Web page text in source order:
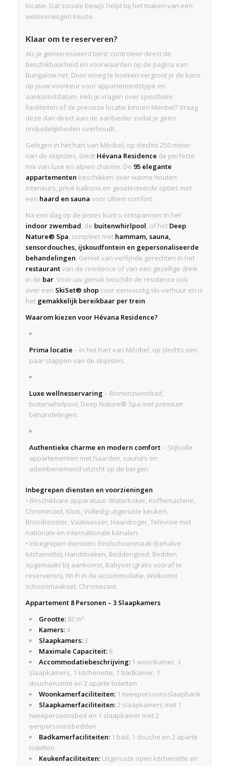
locatie. Dat sociale bewijs helpt bij het maken van een
weloverwogen keuze.
Klaar om te reserveren?
Als je geïnteresseerd bent: controleer direct de
beschikbaarheid en voorwaarden op de pagina van
Bungalow.net. Door vroeg te boeken vergroot je de kans
op jouw voorkeur voor appartementstype en
aankomstdatum. Heb je vragen over specifieke
faciliteiten of de precieze locatie binnen Meribel? Vraag
deze dan direct aan de aanbieder zodat je geen
onduidelijkheden overhoudt.
Gelegen in het hart van Méribel, op slechts 250 meter
van de skipistes, biedt Hévana Residence de perfecte
mix van luxe en alpien charme. De 95 elegante
appartementen beschikken over warme houten
interieurs, privé balkons en geselecteerde opties met
een haard en sauna voor ultiem comfort.
Na een dag op de pistes kunt u ontspannen in het
indoor zwembad, de buitenwhirlpool, of het Deep
Nature® Spa, compleet met hammam, sauna,
sensordouches, ijskoudfontein en gepersonaliseerde
behandelingen. Geniet van verfijnde gerechten in het
restaurantvan de residence of van een gezellige drink
in de bar. Voor uw gemak beschikt de residence ook
over een SkiSet® shopvoor eenvoudig ski-verhuur en is
het gemakkelijk bereikbaar per trein.
Waarom kiezen voor Hévana Residence?
Prima locatie – In het hart van Méribel, op slechts een
paar stappen van de skipistes.
Luxe wellnesservaring– Binnenzwembad,
buitenwhirlpool, Deep Nature® Spa met premium
behandelingen.
Authentieke charme en modern comfort– Stijlvolle
appartementen met haarden, sauna’s en
adembenemend uitzicht op de bergen.
Inbegrepen diensten en voorzieningen
• Beschikbare apparatuur: Waterkoker, Koffiemachine,
Chromecast, Kluis, Volledig uitgeruste keuken,
Broodrooster, Vaatwasser, Haardroger, Televisie met
nationale en internationale kanalen.
• Inbegrepen diensten: Eindschoonmaak (behalve
kitchenette), Handdoeken, Beddengoed, Bedden
opgemaakt bij aankomst, Babyset (gratis vooraf te
reserveren), Wi-Fi in de accommodatie, Welkomst
schoonmaakset, Chromecast.
Appartement 8 Personen – 3 Slaapkamers
Grootte:82 m²
Kamers:4
Slaapkamers:3
Maximale Capaciteit:8
Accommodatiebeschrijving:1 woonkamer, 3
slaapkamers, 1 kitchenette, 1 badkamer, 1
doucheruimte en 2 aparte toiletten
Woonkamerfaciliteiten:1 tweepersoonsslaapbank
Slaapkamerfaciliteiten:2 slaapkamers met 1
tweepersoonsbed en 1 slaapkamer met 2
eenpersoonsbedden
Badkamerfaciliteiten:1 bad, 1 douche en 2 aparte
toiletten
Keukenfaciliteiten:Uitgeruste open kitchenette en